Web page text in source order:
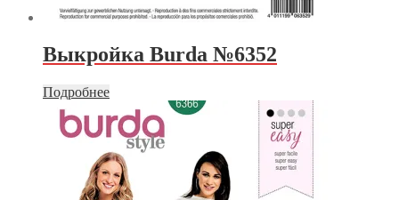
Выкройка Burda №6352
Подробнее